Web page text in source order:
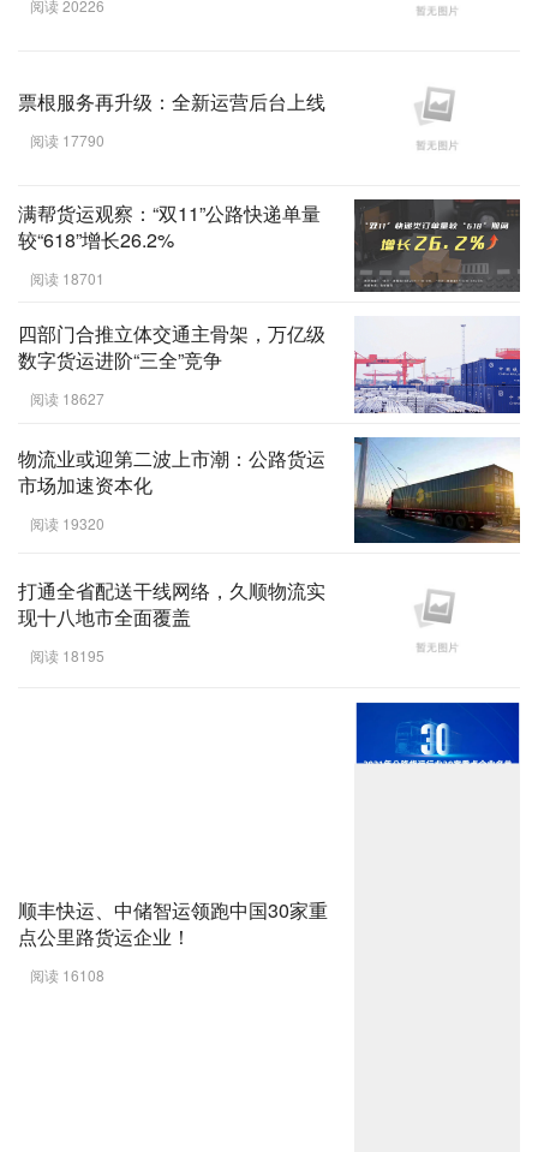
阅读 20226
票根服务再升级：全新运营后台上线
阅读 17790
满帮货运观察：“双11”公路快递单量
较“618”增长26.2%
阅读 18701
四部门合推立体交通主骨架，万亿级
数字货运进阶“三全”竞争
阅读 18627
物流业或迎第二波上市潮：公路货运
市场加速资本化
阅读 19320
打通全省配送干线网络，久顺物流实
现十八地市全面覆盖
阅读 18195
顺丰快运、中储智运领跑中国30家重
点公里路货运企业！
阅读 16108